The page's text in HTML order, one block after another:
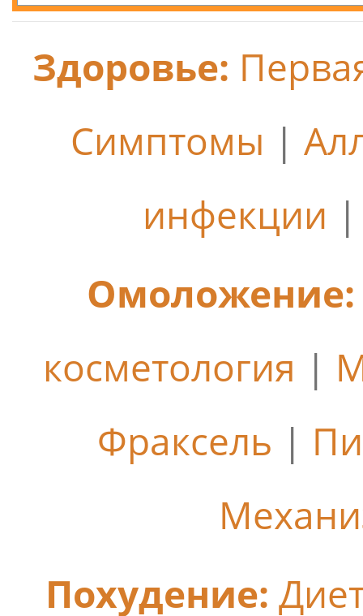
Здоровье:
Симптомы |
инфекции
Омоложение:
косметология |
Фраксель |
Похудение: